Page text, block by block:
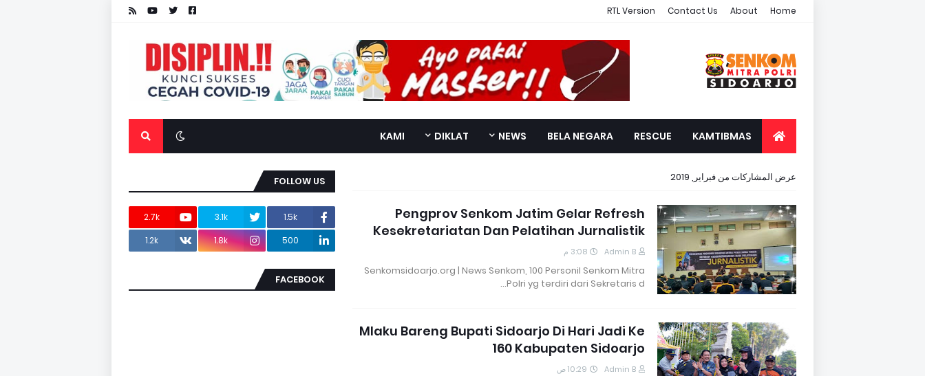
Home
About
Contact Us
RTL Version
KAMTIBMAS
RESCUE
BELA NEGARA
NEWS
DIKLAT
KAMI
عرض المشاركات من فبراير, 2019
Pengprov Senkom Jatim Gelar Refresh
Kesekretariatan Dan Pelatihan Jurnalistik
Admin B 3:08 م
Senkomsidoarjo.org | News Senkom, 100 Personil Senkom Mitra
Polri yg terdiri dari Sekretaris d…
Mlaku Bareng Bupati Sidoarjo Di Hari Jadi Ke
160 Kabupaten Sidoarjo
Admin B 10:29 ص
FOLLOW US
1.5k
3.1k
2.7k
500
1.8k
1.2k
FACEBOOK